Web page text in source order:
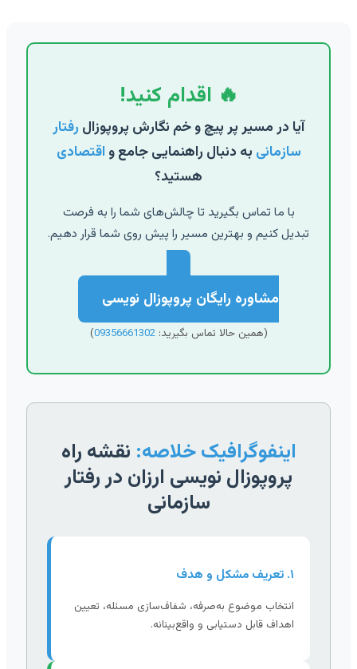
🔥 اقدام کنید!
آیا در مسیر پر پیچ و خم نگارش پروپوزالرفتار
سازمانیبه دنبال راهنمایی جامع واقتصادی
هستید؟
با ما تماس بگیرید تا چالش‌های شما را به فرصت
تبدیل کنیم و بهترین مسیر را پیش روی شما قرار دهیم.
مشاوره رایگان پروپوزال نویسی
(همین حالا تماس بگیرید:09356661302
)
اینفوگرافیک خلاصه:نقشه راه
پروپوزال نویسی ارزان در رفتار
سازمانی
انتخاب موضوع به‌صرفه، شفاف‌سازی مسئله، تعیین
اهداف قابل دستیابی و واقع‌بینانه.